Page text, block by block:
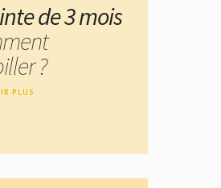
de 3 mois
?
PLUS